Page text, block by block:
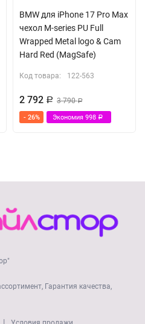
BMW для iPhone 17 Pro Max
чехол M-series PU Full
Wrapped Metal logo & Cam
Hard Red (MagSafe)
Код товара: 122-563
2 792 Р 3 790Р
- 26% Экономия 998 Р
Гарантия качества,